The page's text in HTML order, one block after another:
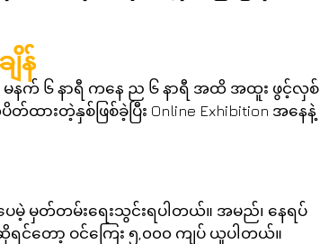
န်
နက် ၆ နာရီ ကနေ ည ၆ နာရီ အထိ အထူး ဖွင့်လှစ်
ားတဲ့နှစ်ဖြစ်ခဲ့ပြီး Online Exhibition အနေနဲ့
မှတ်တမ်းရေးသွင်းရပါတယ်။ အမည်၊ နေရပ်
ဆိုရင်တော့ ဝင်ကြေး ၅,၀၀၀ ကျပ် ယူပါတယ်။